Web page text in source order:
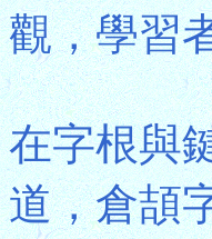
觀，學習
在字根與
道，倉頡